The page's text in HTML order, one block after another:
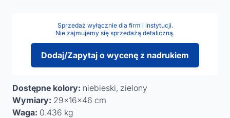
Sprzedaż wyłącznie dla firm i instytucji.
Nie zajmujemy się sprzedażą detaliczną.
Dodaj/Zapytaj o wycenę z nadrukiem
Dostępne kolory: niebieski, zielony
Wymiary: 29x16x46 cm
Waga: 0.436 kg